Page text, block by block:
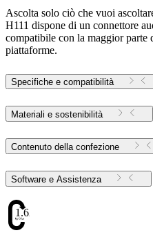
Ascolta solo ciò che vuoi
H111 dispone di un connettore
compatibile con la maggior parte
piattaforme.
Specifiche e compatibilità
Materiali e sostenibilità
Contenuto della confezione
Software e Assistenza
1.62